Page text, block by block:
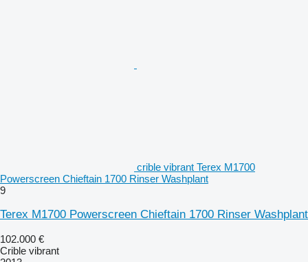
crible vibrant Terex M1700
Powerscreen Chieftain 1700 Rinser Washplant
9
Terex M1700 Powerscreen Chieftain 1700 Rinser Washplant
102.000 €
Crible vibrant